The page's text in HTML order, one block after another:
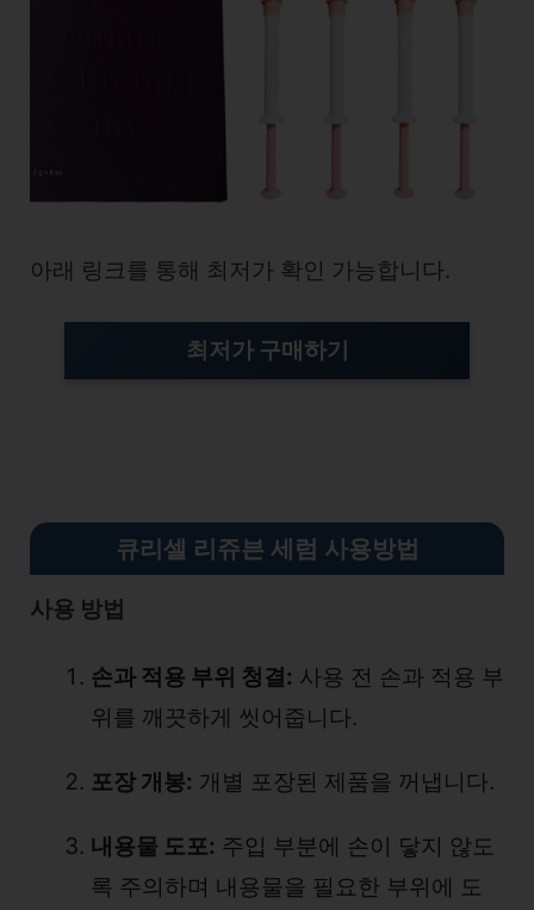
아래 링크를 통해 최저가 확인 가능합니다.
최저가 구매하기
큐리셀 리쥬븐 세럼 사용방법
사용 방법
손과 적용 부위 청결: 사용 전 손과 적용 부
위를 깨끗하게 씻어줍니다.
포장 개봉: 개별 포장된 제품을 꺼냅니다.
내용물 도포: 주입 부분에 손이 닿지 않도
록 주의하며 내용물을 필요한 부위에 도